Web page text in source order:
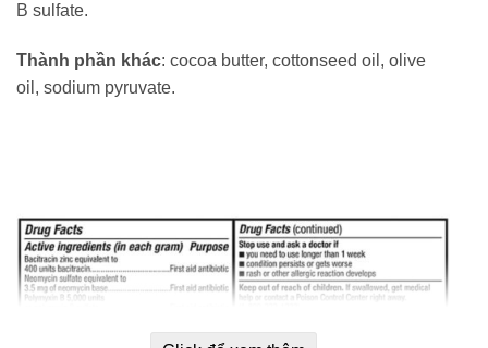
B sulfate.
Thành phần khác: cocoa butter, cottonseed oil, olive
oil, sodium pyruvate.